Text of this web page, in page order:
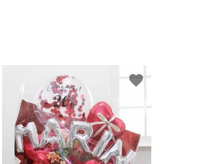
ヘリウムガス・その他資
favorite